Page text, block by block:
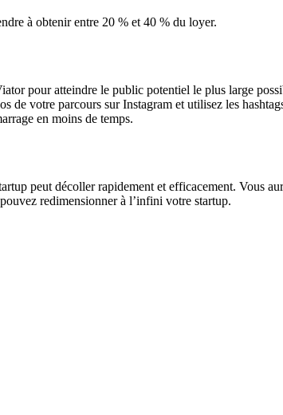
à obtenir entre 20 % et 40 % du loyer.
pour atteindre le public potentiel le plus large
de votre parcours sur Instagram et utilisez les
en moins de temps.
peut décoller rapidement et efficacement. Vous
redimensionner à l’infini votre startup.